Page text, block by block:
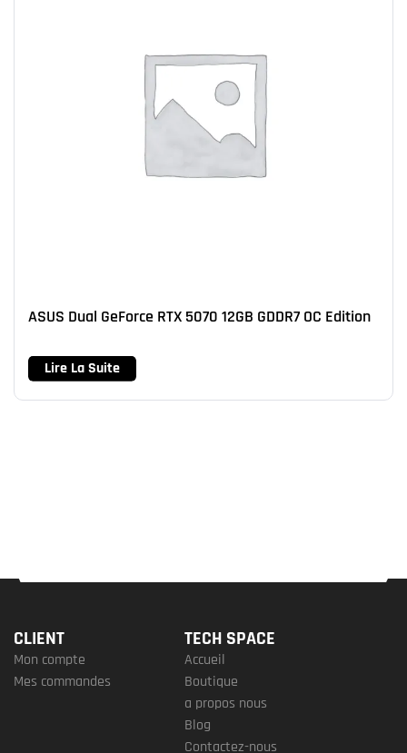
ASUS Dual GeForce RTX 5070 12GB GDDR7 OC Edition
Lire La Suite
CLIENT
Mon compte
Mes commandes
TECH SPACE
Accueil
Boutique
a propos nous
Blog
Contactez-nous